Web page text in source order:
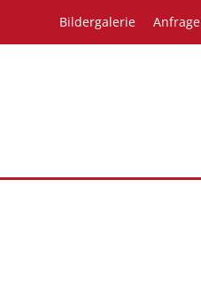
Bildergalerie Anfrage